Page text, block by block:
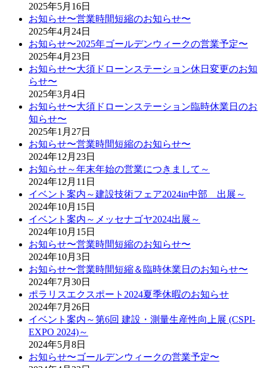
2025年5月16日
お知らせ〜営業時間短縮のお知らせ〜
2025年4月24日
お知らせ〜2025年ゴールデンウィークの営業予定〜
2025年4月23日
お知らせ〜大須ドローンステーション休日変更のお知
らせ〜
2025年3月4日
お知らせ〜大須ドローンステーション臨時休業日のお
知らせ〜
2025年1月27日
お知らせ〜営業時間短縮のお知らせ〜
2024年12月23日
お知らせ～年末年始の営業につきまして～
2024年12月11日
イベント案内～建設技術フェア2024in中部 出展～
2024年10月15日
イベント案内～メッセナゴヤ2024出展～
2024年10月15日
お知らせ〜営業時間短縮のお知らせ〜
2024年10月3日
お知らせ〜営業時間短縮＆臨時休業日のお知らせ〜
2024年7月30日
ポラリスエクスポート2024夏季休暇のお知らせ
2024年7月26日
イベント案内～第6回 建設・測量生産性向上展 (CSPI-
EXPO 2024)～
2024年5月8日
お知らせ〜ゴールデンウィークの営業予定〜